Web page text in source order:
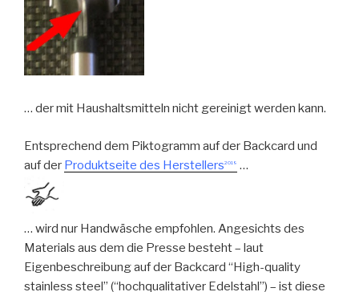
… der mit Haushaltsmitteln nicht gereinigt werden kann.
Entsprechend dem Piktogramm auf der Backcard und
auf der Produktseite des Herstellers2019 …
… wird nur Handwäsche empfohlen. Angesichts des
Materials aus dem die Presse besteht – laut
Eigenbeschreibung auf der Backcard “High-quality
stainless steel” (“hochqualitativer Edelstahl”) – ist diese